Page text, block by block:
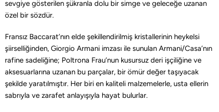
sevgiye gösterilen şükranla dolu bir simge ve geleceğe uzanan
özel bir sözdür.
Fransız Baccarat’nın elde şekillendirilmiş kristallerinin heykelsi
şiirselliğinden, Giorgio Armani imzası ile sunulan Armani/Casa’nın
rafine sadeliğine; Poltrona Frau’nun kusursuz deri işçiliğine ve
aksesuarlarına uzanan bu parçalar, bir ömür değer taşıyacak
şekilde yaratılmıştır. Her biri en kaliteli malzemelerle, usta ellerin
sabrıyla ve zarafet anlayışıyla hayat bulurlar.